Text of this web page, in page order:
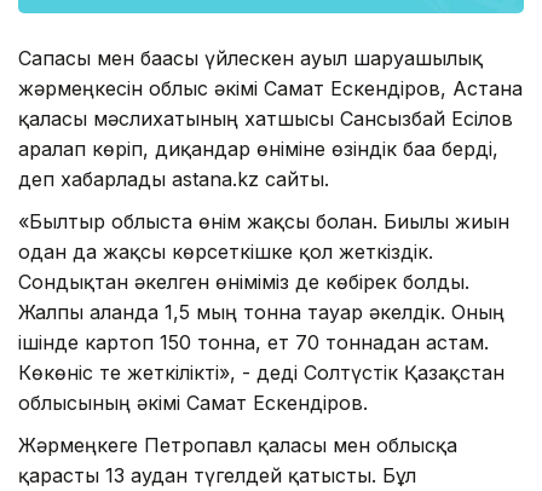
Сапасы мен бағасы үйлескен ауыл шаруашылық
жәрмеңкесін облыс әкімі Самат Ескендіров, Астана
қаласы мәслихатының хатшысы Сансызбай Есілов
аралап көріп, диқандар өніміне өзіндік баға берді,
деп хабарлады аstana.kz сайты.
«Былтыр облыста өнім жақсы болған. Биылғы жиын
одан да жақсы көрсеткішке қол жеткіздік.
Сондықтан әкелген өніміміз де көбірек болды.
Жалпы алғанда 1,5 мың тонна тауар әкелдік. Оның
ішінде картоп 150 тонна, ет 70 тоннадан астам.
Көкөніс те жеткілікті», - деді Солтүстік Қазақстан
облысының әкімі Самат Ескендіров.
Жәрмеңкеге Петропавл қаласы мен облысқа
қарасты 13 аудан түгелдей қатысты. Бұл